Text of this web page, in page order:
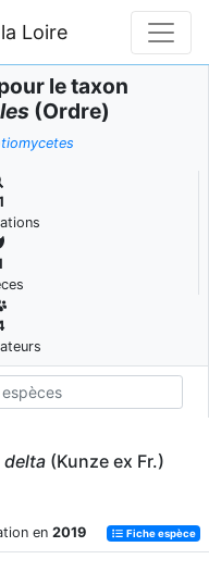
Loire
le taxon
(Ordre)
delta (Kunze ex Fr.)
en 2019 Fiche espèce